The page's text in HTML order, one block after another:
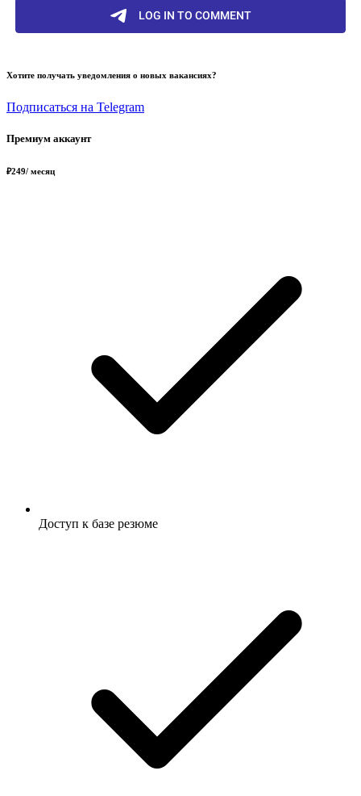
Хотите получать уведомления о новых вакансиях?
Подписаться на Telegram
Премиум аккаунт
₽249/ месяц
Доступ к базе резюме